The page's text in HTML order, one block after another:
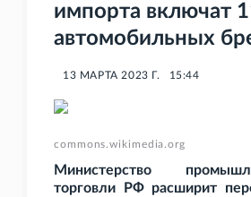
импорта включат
автомобильных
13 МАРТА 2023 Г. 15:44
commons.wikimedia.org
Министерство
торговли РФ расширит